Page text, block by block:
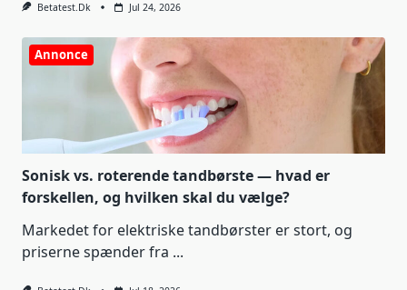
Betatest.dk Jul 24, 2026
Annonce
Sonisk vs. roterende tandbørste — hvad er
forskellen, og hvilken skal du vælge?
Markedet for elektriske tandbørster er stort, og
priserne spænder fra ...